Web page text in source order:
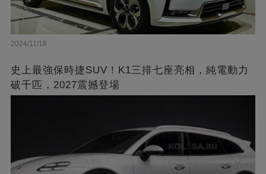
2024/11/18
史上最強保時捷SUV！K1三排七座亮相，純電動力
破千匹，2027震撼登場